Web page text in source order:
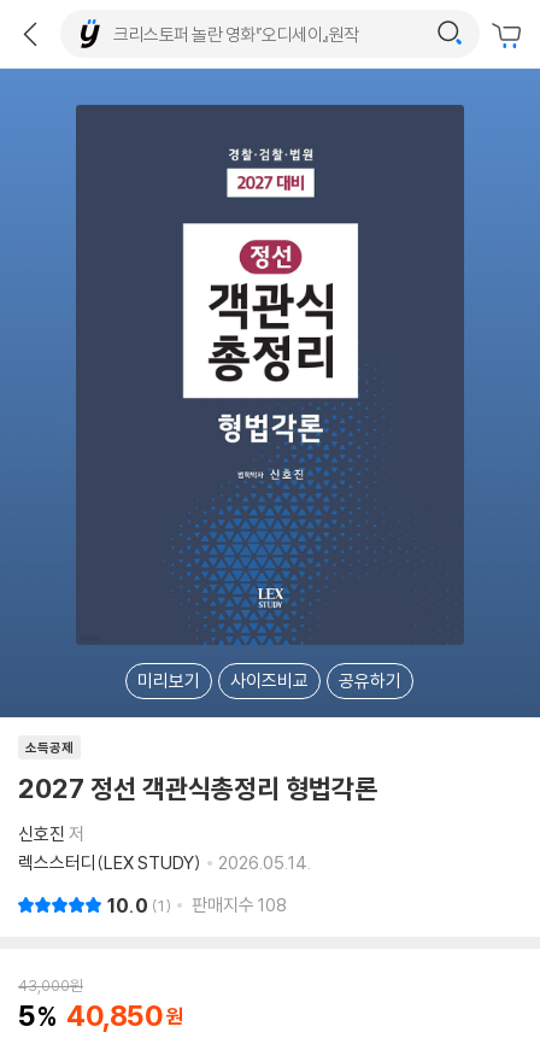
미리보기 사이즈비교 공유하기
소득공제
2027 정선 객관식총정리 형법각론
신호진 저
렉스스터디(LEX STUDY)
2026.05.14.
10.0 1 판매지수 108
43,000원
5 40,850